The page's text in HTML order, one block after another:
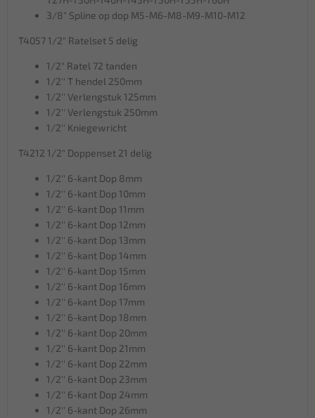
3/8" Spline op dop M5-M6-M8-M9-M10-M12
T4057 1/2" Ratelset 5 delig
1/2" Ratel 72 tanden
1/2'' T hendel 250mm
1/2'' Verlengstuk 125mm
1/2'' Verlengstuk 250mm
1/2'' Kniegewricht
T4212 1/2" Doppenset 21 delig
1/2'' 6-kant Dop 8mm
1/2'' 6-kant Dop 10mm
1/2'' 6-kant Dop 11mm
1/2'' 6-kant Dop 12mm
1/2'' 6-kant Dop 13mm
1/2'' 6-kant Dop 14mm
1/2'' 6-kant Dop 15mm
1/2'' 6-kant Dop 16mm
1/2'' 6-kant Dop 17mm
1/2'' 6-kant Dop 18mm
1/2'' 6-kant Dop 20mm
1/2'' 6-kant Dop 21mm
1/2'' 6-kant Dop 22mm
1/2'' 6-kant Dop 23mm
1/2'' 6-kant Dop 24mm
1/2'' 6-kant Dop 26mm